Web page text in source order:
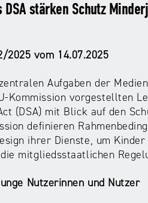
DSA stärken Schutz
2025 vom 14.07.2025
Aufgaben der
Kommission vorgestellten
(DSA) mit Blick auf den
definieren
ihrer Dienste, um
mitgliedsstaatlichen
Nutzerinnen und Nutzer